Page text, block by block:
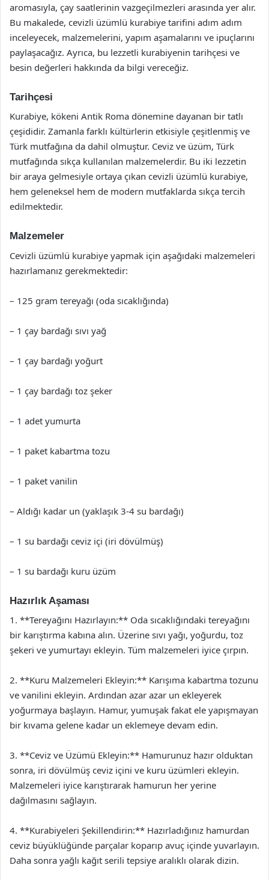
aromasıyla, çay saatlerinin vazgeçilmezleri arasında yer alır.
Bu makalede, cevizli üzümlü kurabiye tarifini adım adım
inceleyecek, malzemelerini, yapım aşamalarını ve ipuçlarını
paylaşacağız. Ayrıca, bu lezzetli kurabiyenin tarihçesi ve
besin değerleri hakkında da bilgi vereceğiz.
Tarihçesi
Kurabiye, kökeni Antik Roma dönemine dayanan bir tatlı
çeşididir. Zamanla farklı kültürlerin etkisiyle çeşitlenmiş ve
Türk mutfağına da dahil olmuştur. Ceviz ve üzüm, Türk
mutfağında sıkça kullanılan malzemelerdir. Bu iki lezzetin
bir araya gelmesiyle ortaya çıkan cevizli üzümlü kurabiye,
hem geleneksel hem de modern mutfaklarda sıkça tercih
edilmektedir.
Malzemeler
Cevizli üzümlü kurabiye yapmak için aşağıdaki malzemeleri
hazırlamanız gerekmektedir:
– 125 gram tereyağı (oda sıcaklığında)
– 1 çay bardağı sıvı yağ
– 1 çay bardağı yoğurt
– 1 çay bardağı toz şeker
– 1 adet yumurta
– 1 paket kabartma tozu
– 1 paket vanilin
– Aldığı kadar un (yaklaşık 3-4 su bardağı)
– 1 su bardağı ceviz içi (iri dövülmüş)
– 1 su bardağı kuru üzüm
Hazırlık Aşaması
1. **Tereyağını Hazırlayın:** Oda sıcaklığındaki tereyağını
bir karıştırma kabına alın. Üzerine sıvı yağı, yoğurdu, toz
şekeri ve yumurtayı ekleyin. Tüm malzemeleri iyice çırpın.
2. **Kuru Malzemeleri Ekleyin:** Karışıma kabartma tozunu
ve vanilini ekleyin. Ardından azar azar un ekleyerek
yoğurmaya başlayın. Hamur, yumuşak fakat ele yapışmayan
bir kıvama gelene kadar un eklemeye devam edin.
3. **Ceviz ve Üzümü Ekleyin:** Hamurunuz hazır olduktan
sonra, iri dövülmüş ceviz içini ve kuru üzümleri ekleyin.
Malzemeleri iyice karıştırarak hamurun her yerine
dağılmasını sağlayın.
4. **Kurabiyeleri Şekillendirin:** Hazırladığınız hamurdan
ceviz büyüklüğünde parçalar koparıp avuç içinde yuvarlayın.
Daha sonra yağlı kağıt serili tepsiye aralıklı olarak dizin.